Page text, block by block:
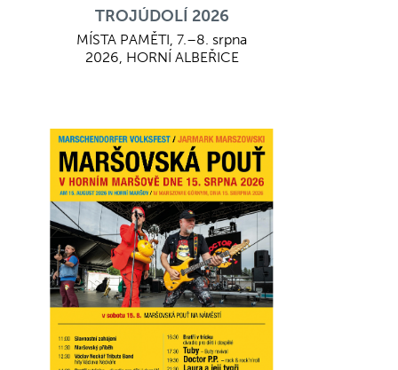
TROJÚDOLÍ 2026
MÍSTA PAMĚTI, 7.–8. srpna
2026, HORNÍ ALBEŘICE